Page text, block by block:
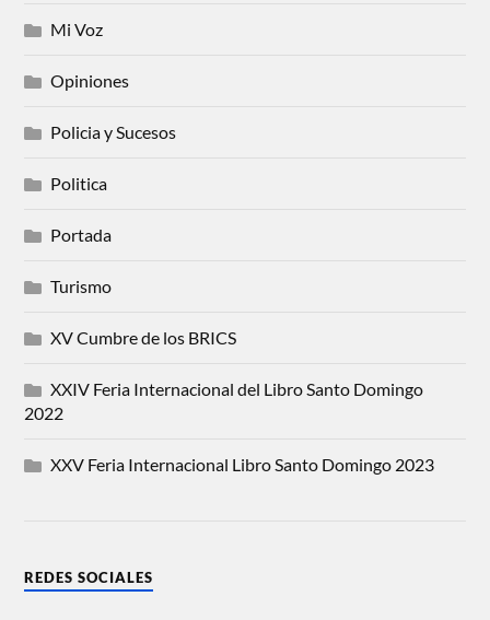
Mi Voz
Opiniones
Policia y Sucesos
Politica
Portada
Turismo
XV Cumbre de los BRICS
XXIV Feria Internacional del Libro Santo Domingo
2022
XXV Feria Internacional Libro Santo Domingo 2023
REDES SOCIALES